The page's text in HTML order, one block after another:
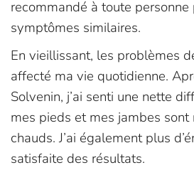
recommandé à toute
symptômes similaires.
En vieillissant, les problèmes
affecté ma vie quotidienne.
Solvenin, j’ai senti une nette
mes pieds et mes jambes
chauds. J’ai également plus
satisfaite des résultats.